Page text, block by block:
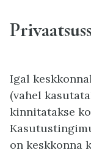
Igal
(vahel
kinnitatakse
on keskkonna